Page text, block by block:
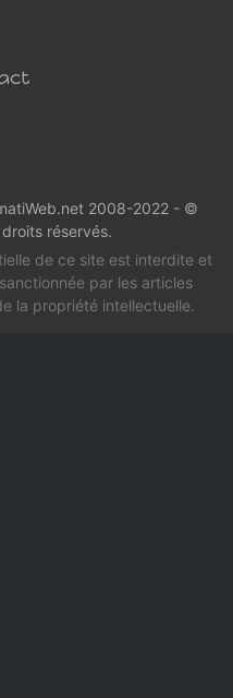
2008-2022 - ©
réservés.
de ce site est interdite et
par les articles
la propriété intellectuelle.